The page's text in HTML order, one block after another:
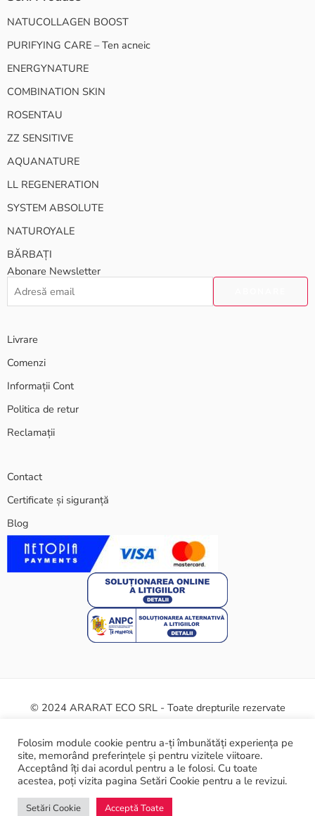
NATUCOLLAGEN BOOST
PURIFYING CARE – Ten acneic
ENERGYNATURE
COMBINATION SKIN
ROSENTAU
ZZ SENSITIVE
AQUANATURE
LL REGENERATION
SYSTEM ABSOLUTE
NATUROYALE
BĂRBAȚI
Abonare Newsletter
Livrare
Comenzi
Informații Cont
Politica de retur
Reclamații
Contact
Certificate și siguranță
Blog
© 2024 ARARAT ECO SRL - Toate drepturile rezervate
Termeni și condiții Politica cookie Certificate și siguranță
ANPC
Folosim module cookie pentru a-ți îmbunătăți experiența pe
site, memorând preferințele și pentru vizitele viitoare.
Acceptând îți dai acordul pentru a le folosi. Cu toate
acestea, poți vizita pagina Setări Cookie pentru a le revizui.
Setări Cookie Acceptă Toate